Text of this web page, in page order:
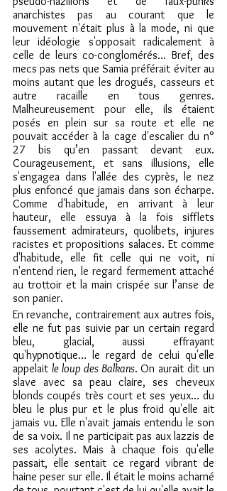
anarchistes pas au courant que le
mouvement n'était plus à la mode, ni que
leur idéologie s'opposait radicalement à
celle de leurs co-conglomérés… Bref, des
mecs pas nets que Samia préférait éviter au
moins autant que les drogués, casseurs et
autre racaille en tous genres.
Malheureusement pour elle, ils étaient
posés en plein sur sa route et elle ne
pouvait accéder à la cage d'escalier du n°
27 bis qu’en passant devant eux.
Courageusement, et sans illusions, elle
s'engagea dans l'allée des cyprès, le nez
plus enfoncé que jamais dans son écharpe.
Comme d'habitude, en arrivant à leur
hauteur, elle essuya à la fois sifflets
faussement admirateurs, quolibets, injures
racistes et propositions salaces. Et comme
d'habitude, elle fit celle qui ne voit, ni
n'entend rien, le regard fermement attaché
au trottoir et la main crispée sur l’anse de
son panier.
En revanche, contrairement aux autres fois,
elle ne fut pas suivie par un certain regard
bleu, glacial, aussi effrayant
qu'hypnotique… le regard de celui qu'elle
appelait le loup des Balkans. On aurait dit un
slave avec sa peau claire, ses cheveux
blonds coupés très court et ses yeux… du
bleu le plus pur et le plus froid qu'elle ait
jamais vu. Elle n'avait jamais entendu le son
de sa voix. Il ne participait pas aux lazzis de
ses acolytes. Mais à chaque fois qu'elle
passait, elle sentait ce regard vibrant de
haine peser sur elle. Il était le moins acharné